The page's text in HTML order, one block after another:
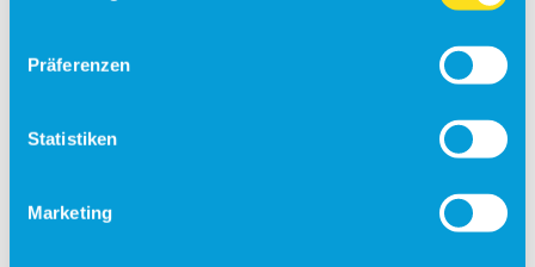
Präferenzen
Statistiken
Marketing
Flugsimulator
Kontakt & Anfrage